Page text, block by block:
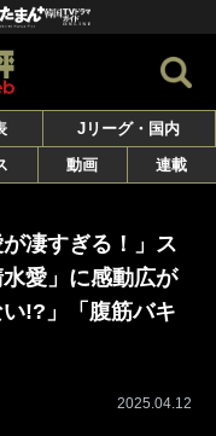
Jリーグ・国内
動画 連載
凄すぎる！」ス
愛」に感動広が
!?」「腹筋バキ
2025.04.12